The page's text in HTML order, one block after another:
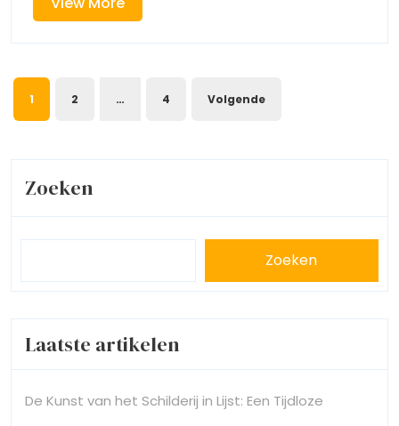
More
Berichtnavigatie
1 2 … 4 Volgende
Zoeken
Zoeken
Laatste artikelen
De Kunst van het Schilderij in Lijst: Een Tijdloze